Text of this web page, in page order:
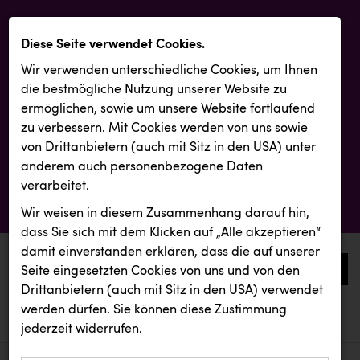
0
aktuelle aussendungen
aktuelle aussendungen
Diese Seite verwendet Cookies.
Wir verwenden unterschiedliche Cookies, um Ihnen
die best­mögliche Nutzung unserer Website zu
ermöglichen, sowie um unsere Website fortlaufend
zu verbessern. Mit Cookies werden von uns sowie
von Drittanbietern (auch mit Sitz in den USA) unter
anderem auch personenbezogene Daten
verarbeitet.
Wir weisen in diesem Zusammenhang darauf hin,
dass Sie sich mit dem Klicken auf „Alle akzeptieren“
damit ein­ver­standen erklären, dass die auf unserer
Seite eingesetzten Cookies von uns und von den
Drittanbietern (auch mit Sitz in den USA) verwendet
werden dürfen. Sie können diese Zustimmung
jederzeit widerrufen.